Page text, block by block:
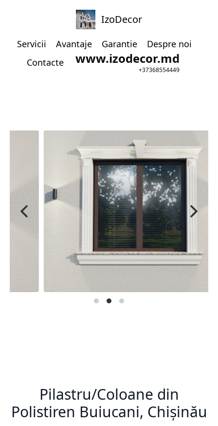
IzoDecor
Servicii Avantaje Garantie
Despre noi
Contacte
www.izodecor.md
+37368554449
Pilastru/Coloane din
Polistiren Buiucani, Chișinău